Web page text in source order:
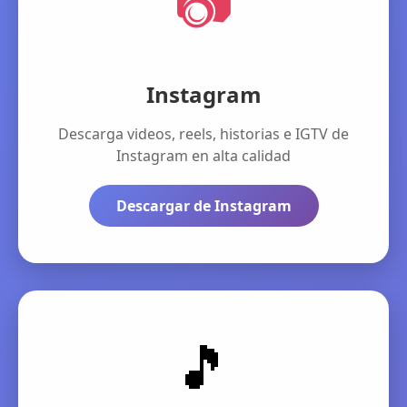
Instagram
Descarga videos, reels, historias e IGTV de
Instagram en alta calidad
Descargar de Instagram
🎵